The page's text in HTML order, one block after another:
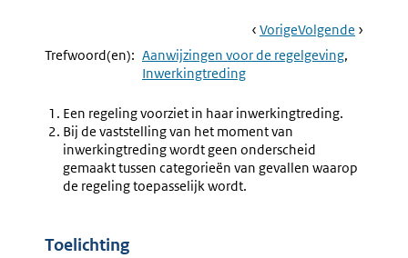
Book
Navigation
Ga
Naar
VorigePagina:
§
4.4
4.23)
Ga
Naar
Volgende Pagina:
Trefwoord(en): Aanwijzingen voor de regelgeving
Inwerkingtreding
Een regeling voorziet in haar inwerkingtreding.
Bij de vaststelling van het moment van
inwerkingtreding wordt geen onderscheid
gemaakt tussen categorieën van gevallen waarop
de regeling toepasselijk wordt.
Toelichting